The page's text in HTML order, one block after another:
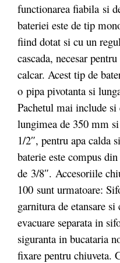
functionarea fiabila si
bateriei este de tip
fiind dotat si cu un
cascada, necesar
calcar. Acest tip de
o pipa pivotanta si
Pachetul mai include
lungimea de 350 mm
1/2″, pentru apa calda
baterie este compus
de 3/8″. Accesoriile
100 sunt urmatoare:
garnitura de etansare
evacuare separata in
siguranta in bucataria
fixare pentru chiuveta.